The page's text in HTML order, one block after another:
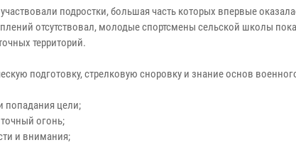
подростки, большая часть которых впервые
отсутствовал, молодые спортсмены сельской школы
территорий.
подготовку, стрелковую сноровку и знание основ
попадания цели;
огонь;
и внимания;